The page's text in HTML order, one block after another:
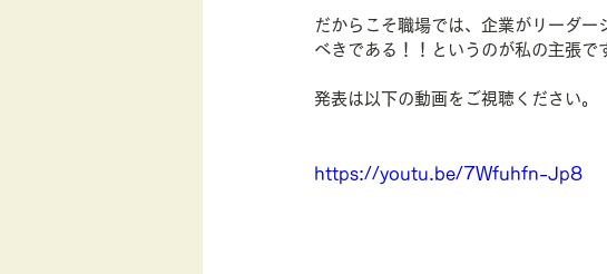
だからこそ職場では、企業がリーダ
べきである！！というのが私の主張で
発表は以下の動画をご視聴ください。
https://youtu.be/7Wfuhfn-Jp8